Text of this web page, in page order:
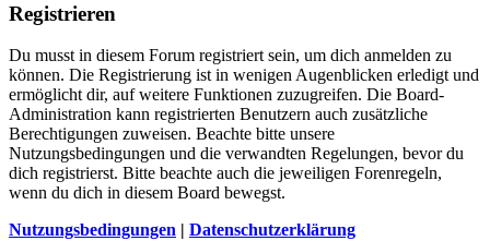
Registrieren
Du musst in diesem Forum registriert sein, um dich anmelden zu
können. Die Registrierung ist in wenigen Augenblicken erledigt und
ermöglicht dir, auf weitere Funktionen zuzugreifen. Die Board-
Administration kann registrierten Benutzern auch zusätzliche
Berechtigungen zuweisen. Beachte bitte unsere
Nutzungsbedingungen und die verwandten Regelungen, bevor du
dich registrierst. Bitte beachte auch die jeweiligen Forenregeln,
wenn du dich in diesem Board bewegst.
Nutzungsbedingungen | Datenschutzerklärung